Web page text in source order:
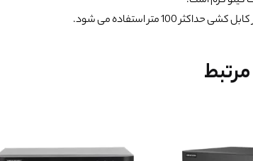
100 متر استفاده می شود.